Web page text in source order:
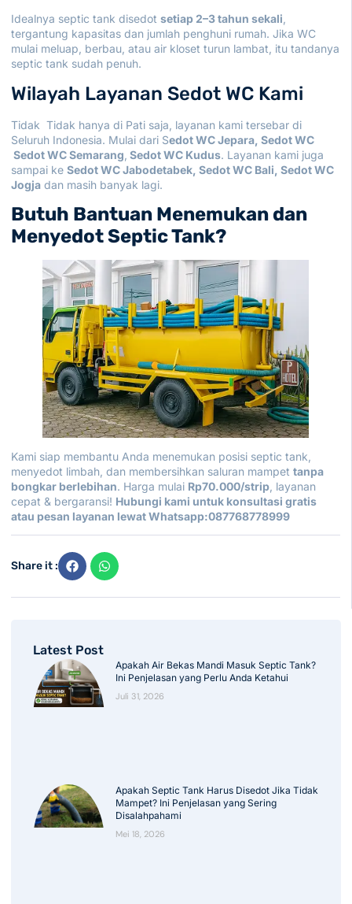
Idealnya septic tank disedot setiap 2–3 tahun sekali
tergantung kapasitas dan jumlah penghuni rumah. Jika WC
mulai meluap, berbau, atau air kloset turun lambat, itu tandanya
septic tank sudah penuh.
Wilayah Layanan Sedot WC Kami
Tidak Tidak hanya di Pati saja, layanan kami tersebar di
Seluruh Indonesia. Mulai dari Sedot WC Jepara, Sedot WC
Sedot WC Semarang Sedot WC Kudus. Layanan kami juga
sampai ke Sedot WC Jabodetabek, Sedot WC Bali, Sedot WC
Jogja dan masih banyak lagi.
Butuh Bantuan Menemukan dan
Menyedot Septic Tank?
Kami siap membantu Anda menemukan posisi septic tank,
menyedot limbah, dan membersihkan saluran mampet tanpa
bongkar berlebihan. Harga mulai Rp70.000/strip , layanan
cepat & bergaransi! Hubungi kami untuk konsultasi gratis
atau pesan layanan lewat Whatsapp:087768778999
Share it :
Latest Post
Apakah Air Bekas Mandi Masuk Septic Tank?
Ini Penjelasan yang Perlu Anda Ketahui
Juli 31, 2026
Apakah Septic Tank Harus Disedot Jika Tidak
Mampet? Ini Penjelasan yang Sering
Disalahpahami
Mei 18, 2026